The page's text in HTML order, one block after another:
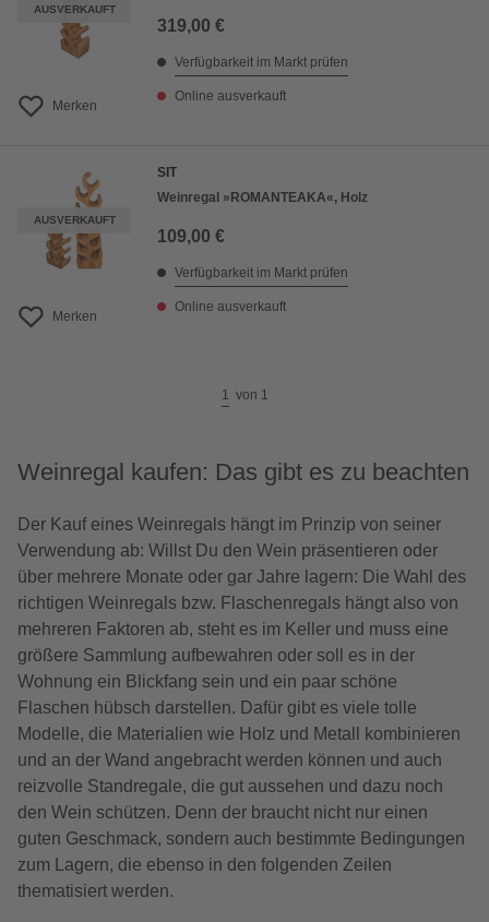
AUSVERKAUFT
Merken
319,00 €
Verfügbarkeit im Markt prüfen
Online ausverkauft
AUSVERKAUFT
Merken
SIT
Weinregal »ROMANTEAKA«, Holz
109,00 €
Verfügbarkeit im Markt prüfen
Online ausverkauft
1 von 1
Weinregal kaufen: Das gibt es zu beachten
Der Kauf eines Weinregals hängt im Prinzip von seiner
Verwendung ab: Willst Du den Wein präsentieren oder
über mehrere Monate oder gar Jahre lagern: Die Wahl des
richtigen Weinregals bzw. Flaschenregals hängt also von
mehreren Faktoren ab, steht es im Keller und muss eine
größere Sammlung aufbewahren oder soll es in der
Wohnung ein Blickfang sein und ein paar schöne
Flaschen hübsch darstellen. Dafür gibt es viele tolle
Modelle, die Materialien wie Holz und Metall kombinieren
und an der Wand angebracht werden können und auch
reizvolle Standregale, die gut aussehen und dazu noch
den Wein schützen. Denn der braucht nicht nur einen
guten Geschmack, sondern auch bestimmte Bedingungen
zum Lagern, die ebenso in den folgenden Zeilen
thematisiert werden.